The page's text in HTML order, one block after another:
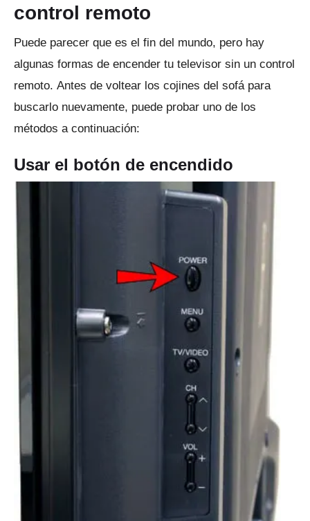
control remoto
Puede parecer que es el fin del mundo, pero hay
algunas formas de encender tu televisor sin un control
remoto. Antes de voltear los cojines del sofá para
buscarlo nuevamente, puede probar uno de los
métodos a continuación:
Usar el botón de encendido